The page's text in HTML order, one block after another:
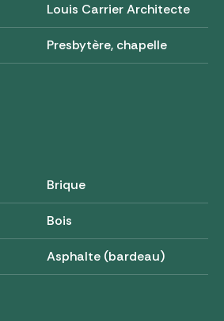
Louis Carrier Architecte
Presbytère, chapelle
Brique
Bois
Asphalte (bardeau)